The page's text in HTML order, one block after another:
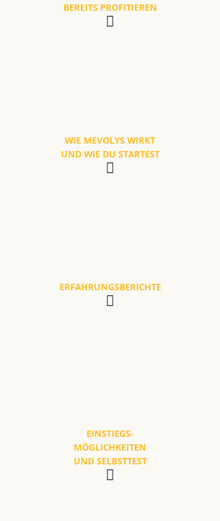
BEREITS PROFITIEREN
WIE MEVOLYS WIRKT
UND WIE DU STARTEST
ERFAHRUNGSBERICHTE
EINSTIEGS-
MÖGLICHKEITEN
UND SELBSTTEST